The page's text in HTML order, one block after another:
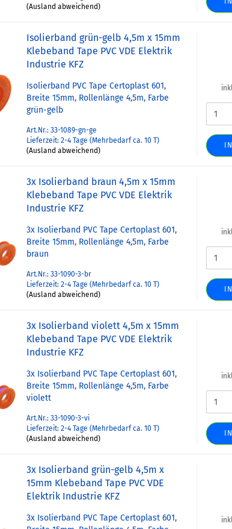
(Ausland abweichend)
Isolierband grün-gelb 4,5m x 15mm
Klebeband Tape PVC VDE Elektrik
Industrie KFZ
Isolierband PVC Tape Certoplast 601,
Breite 15mm, Rollenlänge 4,5m, Farbe
grün-gelb
Art.Nr.: 33-1089-gn-ge
Lieferzeit: 2-4 Tage (Mehrbedarf ca. 10 T)
(Ausland abweichend)
3x Isolierband braun 4,5m x 15mm
Klebeband Tape PVC VDE Elektrik
Industrie KFZ
3x Isolierband PVC Tape Certoplast 601,
Breite 15mm, Rollenlänge 4,5m, Farbe
braun
Art.Nr.: 33-1090-3-br
Lieferzeit: 2-4 Tage (Mehrbedarf ca. 10 T)
(Ausland abweichend)
3x Isolierband violett 4,5m x 15mm
Klebeband Tape PVC VDE Elektrik
Industrie KFZ
3x Isolierband PVC Tape Certoplast 601,
Breite 15mm, Rollenlänge 4,5m, Farbe
violett
Art.Nr.: 33-1090-3-vi
Lieferzeit: 2-4 Tage (Mehrbedarf ca. 10 T)
(Ausland abweichend)
3x Isolierband grün-gelb 4,5m x
15mm Klebeband Tape PVC VDE
Elektrik Industrie KFZ
3x Isolierband PVC Tape Certoplast 601,